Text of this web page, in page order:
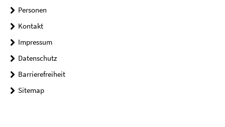
Personen
Kontakt
Impressum
Datenschutz
Barrierefreiheit
Sitemap